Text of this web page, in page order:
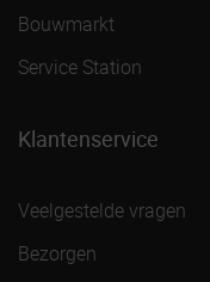
Bouwmarkt
Service Station
Klantenservice
Veelgestelde vragen
Bezorgen